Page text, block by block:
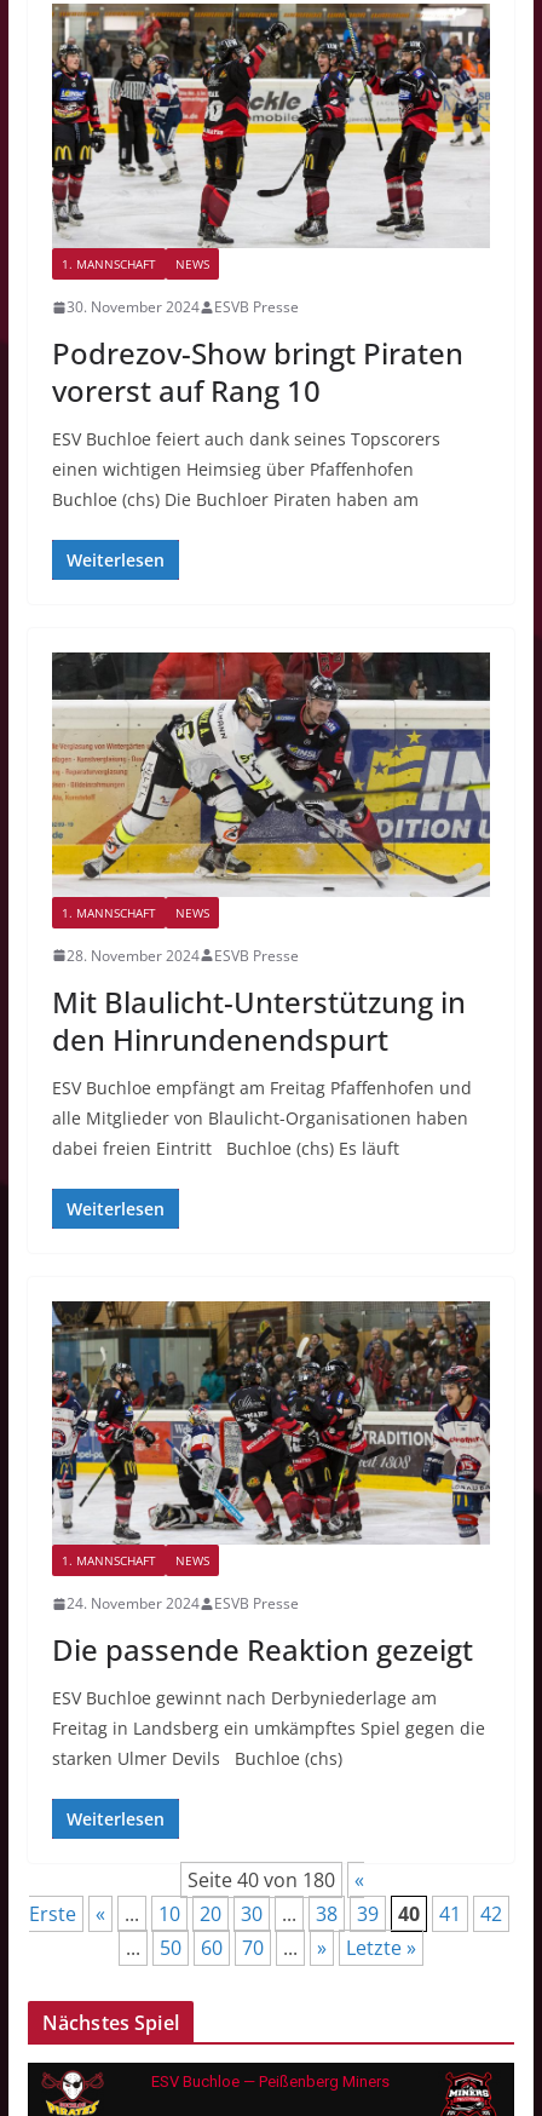
1. MANNSCHAFT NEWS
30. November 2024 ESVB Presse
Podrezov-Show bringt Piraten
vorerst auf Rang 10
ESV Buchloe feiert auch dank seines Topscorers
einen wichtigen Heimsieg über Pfaffenhofen
Buchloe (chs) Die Buchloer Piraten haben am
Weiterlesen
1. MANNSCHAFT NEWS
28. November 2024 ESVB Presse
Mit Blaulicht-Unterstützung in
den Hinrundenendspurt
ESV Buchloe empfängt am Freitag Pfaffenhofen und
alle Mitglieder von Blaulicht-Organisationen haben
dabei freien Eintritt Buchloe (chs) Es läuft
Weiterlesen
1. MANNSCHAFT NEWS
24. November 2024 ESVB Presse
Die passende Reaktion gezeigt
ESV Buchloe gewinnt nach Derbyniederlage am
Freitag in Landsberg ein umkämpftes Spiel gegen die
starken Ulmer Devils Buchloe (chs)
Weiterlesen
Seite 40 von 180
«
Erste
« ... 10 20 30 ... 38 39 40 41
42
...
50 60 70 ... » Letzte »
Nächstes Spiel
ESV Buchloe — Peißenberg Miners